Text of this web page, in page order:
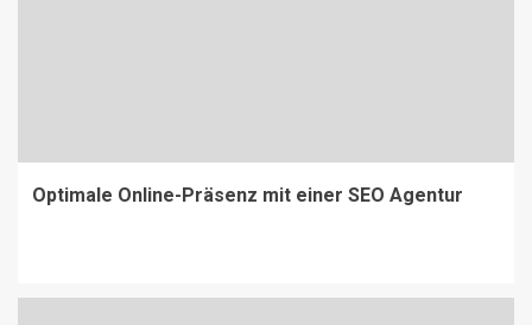
Optimale Online-Präsenz mit einer SEO Agentur